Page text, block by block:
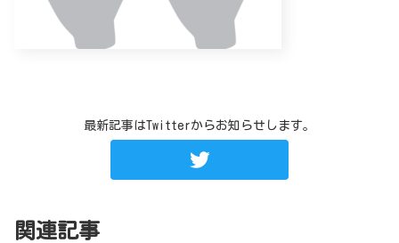
最新記事はTwitterからお知らせします。
関連記事